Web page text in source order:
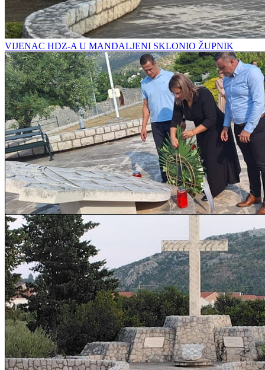
VIJENAC HDZ-A U MANDALJENI SKLONIO ŽUPNIK